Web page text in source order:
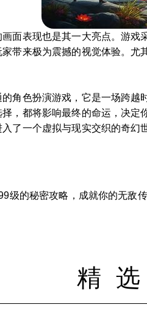
面表现也是其一大亮点。游
带来极为震撼的视觉体验。尤
的角色扮演游戏，它是一场跨
，都将影响最终的命运，决定
了一个虚拟与现实交织的奇幻
级的秘密攻略，成就你的无敌传
精